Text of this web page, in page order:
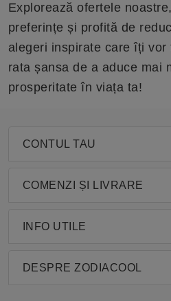
Explorează ofertele
preferințe și profită de
alegeri inspirate care îți vor
rata șansa de a aduce mai
prosperitate în viața ta!
CONTUL TAU
COMENZI ȘI LIVRARE
INFO UTILE
DESPRE ZODIACOOL